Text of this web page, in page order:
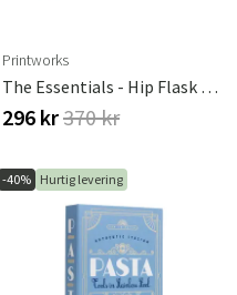
Printworks
The Essentials - Hip Flask Dark Blue
296 kr370 kr
-40% Hurtig levering